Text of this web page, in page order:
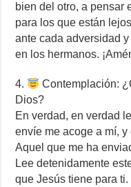
bien del otro, a pensar
para los que están
ante cada adversidad
en los hermanos.
4.
Contemplación:
Dios?
En verdad, en verdad
envíe me acoge a mí,
Aquel que me ha
Lee detenidamente
que Jesús tiene para